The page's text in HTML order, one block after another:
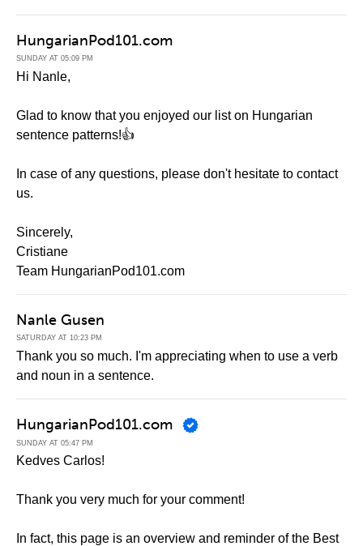
HungarianPod101.com
SUNDAY AT 05:09 PM
Hi Nanle,
Glad to know that you enjoyed our list on Hungarian
sentence patterns!👍
In case of any questions, please don't hesitate to contact
us.
Sincerely,
Cristiane
Team HungarianPod101.com
Nanle Gusen
SATURDAY AT 10:23 PM
Thank you so much. I'm appreciating when to use a verb
and noun in a sentence.
HungarianPod101.com
SUNDAY AT 05:47 PM
Kedves Carlos!
Thank you very much for your comment!
In fact, this page is an overview and reminder of the Best